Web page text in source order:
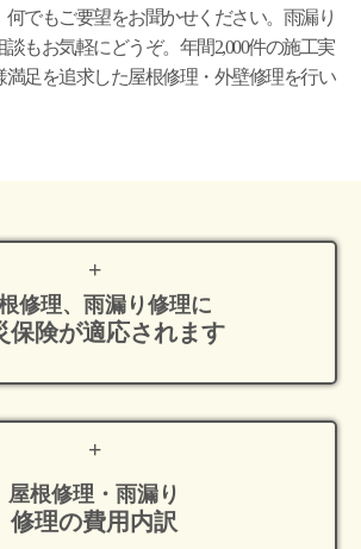
でもご要望をお聞かせください。雨漏り
もお気軽にどうぞ。年間2,000件の施工実
足を追求した屋根修理・外壁修理を行い
修理、雨漏り修理に
保険が適応されます
屋根修理・雨漏り
修理の費用内訳